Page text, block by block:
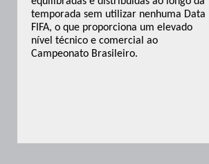
temporada sem utilizar nenhuma Data
FIFA, o que proporciona um elevado
nível técnico e comercial ao
Campeonato Brasileiro.